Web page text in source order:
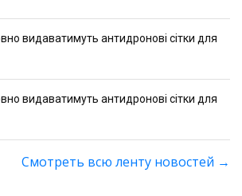
видаватимуть антидронові сітки для
видаватимуть антидронові сітки для
Смотреть всю ленту новостей →